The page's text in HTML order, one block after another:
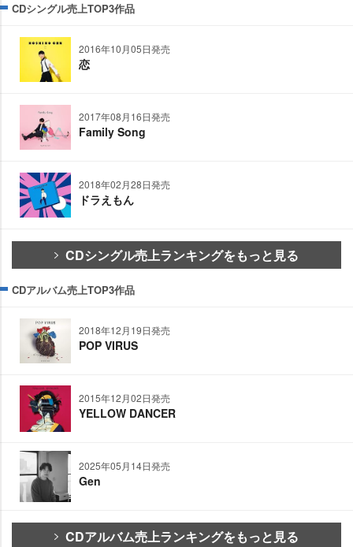
CDシングル売上TOP3作品
2016年10月05日発売
恋
2017年08月16日発売
Family Song
2018年02月28日発売
ドラえもん
CDシングル売上ランキングをもっと見る
CDアルバム売上TOP3作品
2018年12月19日発売
POP VIRUS
2015年12月02日発売
YELLOW DANCER
2025年05月14日発売
Gen
CDアルバム売上ランキングをもっと見る